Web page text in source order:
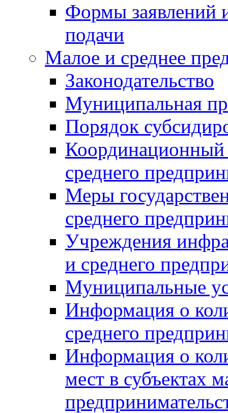
Формы заявлений
подачи
Малое и среднее
Законодательство
Муниципальная
Порядок
Координационный
среднего
Меры
среднего
Учреждения
и среднего
Муниципальные
Информация о
среднего
Информация о
мест в субъектах